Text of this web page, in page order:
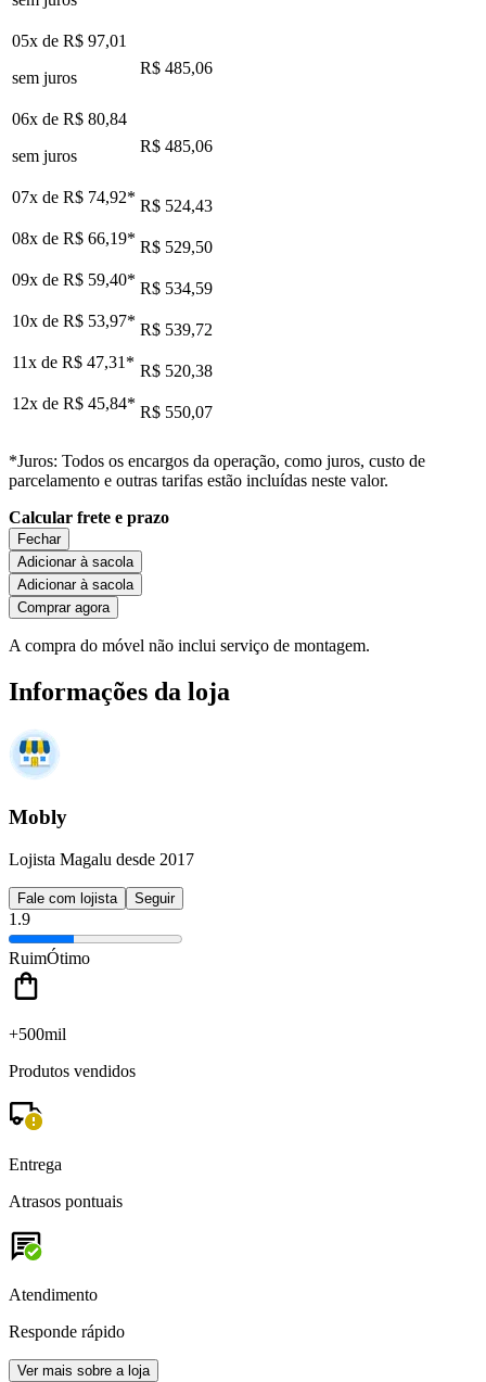
05x de R$ 97,01
sem juros
R$ 485,06
06x de R$ 80,84
sem juros
R$ 485,06
07x de R$ 74,92* R$ 524,43
08x de R$ 66,19* R$ 529,50
09x de R$ 59,40* R$ 534,59
10x de R$ 53,97* R$ 539,72
11x de R$ 47,31* R$ 520,38
12x de R$ 45,84* R$ 550,07
*Juros: Todos os encargos da operação, como juros, custo de
parcelamento e outras tarifas estão incluídas neste valor.
Calcular frete e prazo
Fechar
Adicionar à sacola
Adicionar à sacola
Comprar agora
A compra do móvel não inclui serviço de montagem.
Informações da loja
Mobly
Lojista Magalu desde 2017
Fale com lojista Seguir
1.9
RuimÓtimo
+500mil
Produtos vendidos
Entrega
Atrasos pontuais
Atendimento
Responde rápido
Ver mais sobre a loja